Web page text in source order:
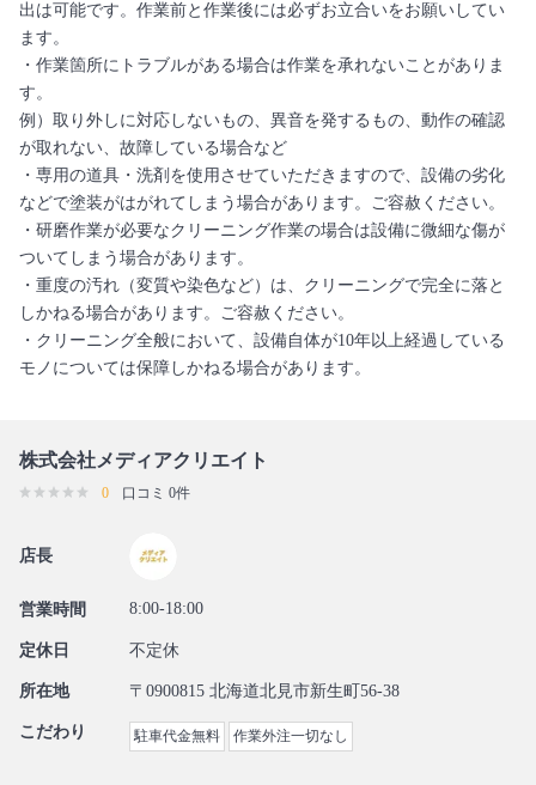
出は可能です。作業前と作業後には必ずお立合いをお願いしてい
ます。
・作業箇所にトラブルがある場合は作業を承れないことがありま
す。
例）取り外しに対応しないもの、異音を発するもの、動作の確認
が取れない、故障している場合など
・専用の道具・洗剤を使用させていただきますので、設備の劣化
などで塗装がはがれてしまう場合があります。ご容赦ください。
・研磨作業が必要なクリーニング作業の場合は設備に微細な傷が
ついてしまう場合があります。
・重度の汚れ（変質や染色など）は、クリーニングで完全に落と
しかねる場合があります。ご容赦ください。
・クリーニング全般において、設備自体が10年以上経過している
モノについては保障しかねる場合があります。
株式会社メディアクリエイト
0 口コミ 0件
店長
営業時間 8:00-18:00
定休日 不定休
所在地 〒0900815 北海道北見市新生町56-38
こだわり 駐車代金無料 作業外注一切なし